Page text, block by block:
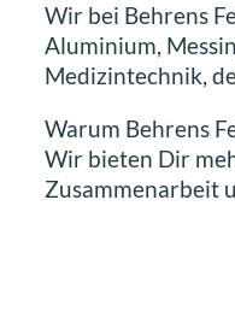
Wir bei Behrens
Aluminium,
Medizintechnik,
Warum Behrens
Wir bieten Dir
Zusammenarbeit